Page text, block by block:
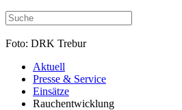
Foto: DRK Trebur
Aktuell
Presse & Service
Einsätze
Rauchentwicklung